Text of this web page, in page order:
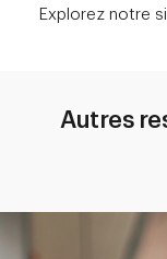
Explorez notre
Autres